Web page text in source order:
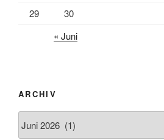
29
30
« Juni
ARCHIV